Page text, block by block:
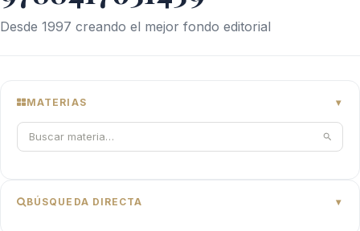
Desde 1997 creando el mejor fondo editorial
MATERIAS
BÚSQUEDA DIRECTA